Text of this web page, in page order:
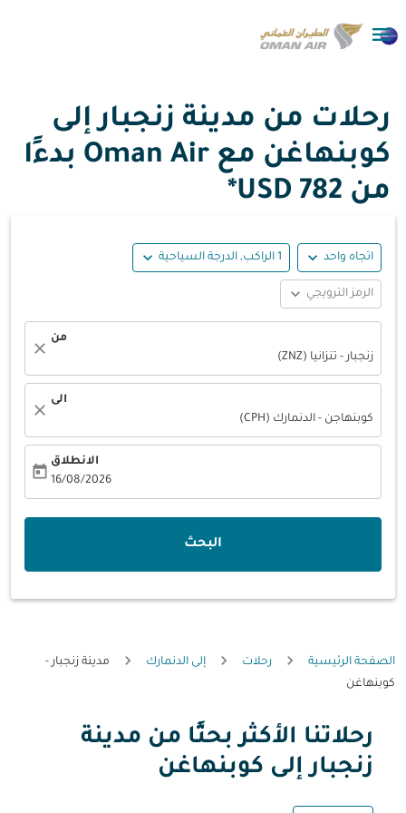

رحلات من مدينة زنجبار إلى
كوبنهاغن مع Oman Air بدءًا
من 782 USD*
اتجاه واحد expand_more 1 الراكب, الدرجة السياحية expand_more
الرمز الترويجي expand_more
من
زنجبار - تنزانيا (ZNZ)
close
الى
كوبنهاجن - الدنمارك (CPH)
close
الانطلاق
16/08/2026
today
البحث
الصفحة الرئيسية رحلات إلى الدنمارك
مدينة زنجبار -
كوبنهاغن
رحلاتنا الأكثر بحثًا من مدينة
زنجبار إلى كوبنهاغن
حاول شهر آخر أو تفاعل مع الأيام أدناه للحصول على العروض.